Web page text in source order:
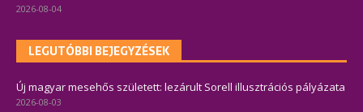
2026-08-04
LEGUTÓBBI BEJEGYZÉSEK
Új magyar mesehős született: lezárult Sorell illusztrációs pályázata
2026-08-03